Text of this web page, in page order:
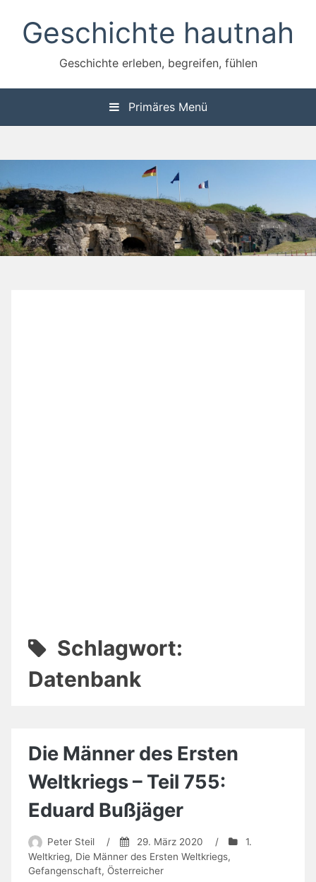
Inhalt
springenGeschichte hautnah
Geschichte erleben, begreifen, fühlen
Primäres Menü
Schlagwort:
Datenbank
Die Männer des Ersten
Weltkriegs – Teil 755:
Eduard Bußjäger
Peter Steil / 29. März 2020 /
1.
Weltkrieg, Die Männer des Ersten Weltkriegs,
Gefangenschaft, Österreicher